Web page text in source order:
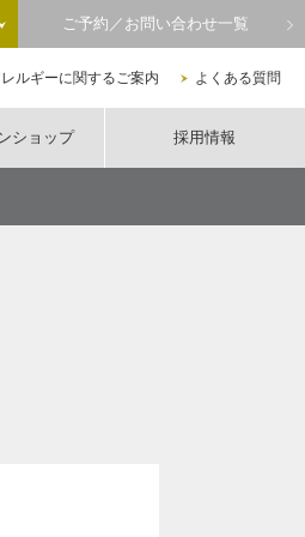
ルギーに関するご案内 よくある質問
ショップ 採用情報
ご予約／お問い合わせ一覧